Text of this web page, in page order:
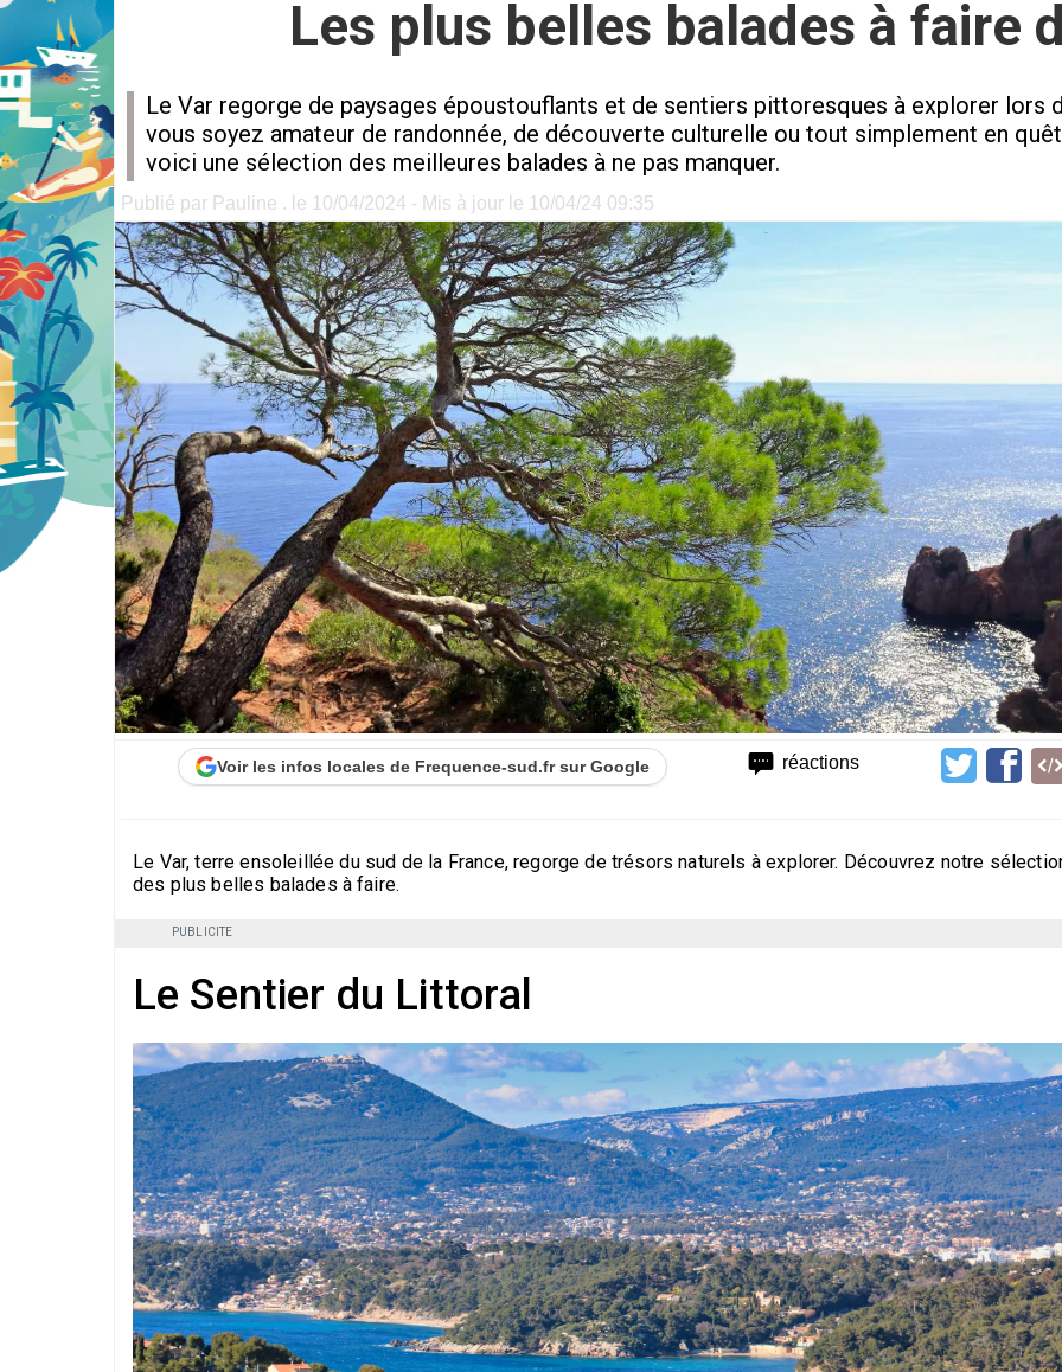
Les plus belles balades à faire
Le Var regorge de paysages époustouflants et de sentiers pittoresques à explorer lors
vous soyez amateur de randonnée, de découverte culturelle ou tout simplement en
voici une sélection des meilleures balades à ne pas manquer.
Publié par Pauline . le 10/04/2024 - Mis à jour le 10/04/24 09:35
réactions
Voir les infos locales de Frequence-sud.fr sur Google
Le Var, terre ensoleillée du sud de la France, regorge de trésors naturels à explorer. Découvrez notre
des plus belles balades à faire.
PUBLICITE
Le Sentier du Littoral